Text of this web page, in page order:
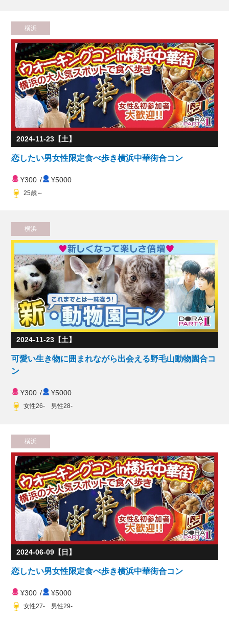
横浜
2024-11-23【土】
恋したい男女性限定食べ歩き横浜中華街合コン
¥300 / ¥5000
25歳～
横浜
2024-11-23【土】
可愛い生き物に囲まれながら出会える野毛山動物園合コ
ン
¥300 / ¥5000
女性26- 男性28-
横浜
2024-06-09【日】
恋したい男女性限定食べ歩き横浜中華街合コン
¥300 / ¥5000
女性27- 男性29-